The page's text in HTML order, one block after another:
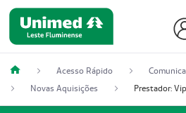
Acesso Rápido
Novas Aquisições